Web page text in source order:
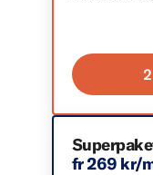
fr 269 kr/